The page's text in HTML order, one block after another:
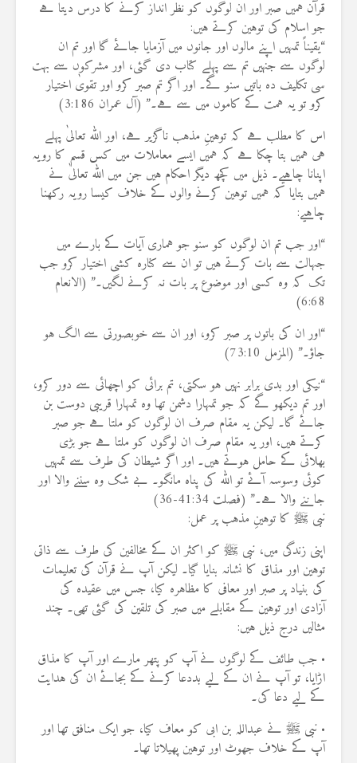
قرآن ہمیں صبر اور ان لوگوں کو نظر انداز کرنے کا درس دیتا ہے
جو اسلام کی توہین کرتے ہیں:
“یقیناً تمہیں اپنے مالوں اور جانوں میں آزمایا جائے گا اور تم ان
لوگوں سے جنہیں تم سے پہلے کتاب دی گئی، اور مشرکوں سے بہت
سی تکلیف دہ باتیں سنو گے۔ اور اگر تم صبر کرو اور تقویٰ اختیار
کرو تو یہ ہمت کے کاموں میں سے ہے۔” (آل عمران 3:186)
اس کا مطلب ہے کہ توہینِ مذہب ناگزیر ہے، اور اللہ تعالیٰ پہلے
ہی ہمیں بتا چکا ہے کہ ہمیں ایسے معاملات میں کس قسم کا رویہ
اپنانا چاہیے۔ ذیل میں کچھ دیگر احکام ہیں جن میں اللہ تعالیٰ نے
ہمیں بتایا کہ ہمیں توہین کرنے والوں کے خلاف کیسا رویہ رکھنا
چاہیے:
“اور جب تم ان لوگوں کو سنو جو ہماری آیات کے بارے میں
جہالت سے بات کرتے ہیں تو ان سے کنارہ کشی اختیار کرو جب
تک کہ وہ کسی اور موضوع پر بات نہ کرنے لگیں۔” (الانعام
6:68)
“اور ان کی باتوں پر صبر کرو، اور ان سے خوبصورتی سے الگ ہو
جاؤ۔” (المزمل 73:10)
“نیکی اور بدی برابر نہیں ہو سکتی، تم برائی کو اچھائی سے دور کرو،
اور تم دیکھو گے کہ جو تمہارا دشمن تھا وہ تمہارا قریبی دوست بن
جائے گا۔ لیکن یہ مقام صرف ان لوگوں کو ملتا ہے جو صبر
کرتے ہیں، اور یہ مقام صرف ان لوگوں کو ملتا ہے جو بڑی
بھلائی کے حامل ہوتے ہیں۔ اور اگر شیطان کی طرف سے تمہیں
کوئی وسوسہ آئے تو اللہ کی پناہ مانگو۔ بے شک وہ سننے والا اور
جاننے والا ہے۔” (فصلت 41:34-36)
نبی ﷺ کا توہینِ مذہب پر عمل:
اپنی زندگی میں، نبی ﷺ کو اکثر ان کے مخالفین کی طرف سے ذاتی
توہین اور مذاق کا نشانہ بنایا گیا۔ لیکن آپ نے قرآن کی تعلیمات
کی بنیاد پر صبر اور معافی کا مظاہرہ کیا، جس میں عقیدہ کی
آزادی اور توہین کے مقابلے میں صبر کی تلقین کی گئی تھی۔ چند
مثالیں درج ذیل ہیں:
• جب طائف کے لوگوں نے آپ کو پتھر مارے اور آپ کا مذاق
اڑایا، تو آپ نے ان کے لیے بددعا کرنے کے بجائے ان کی ہدایت
کے لیے دعا کی۔
• نبی ﷺ نے عبداللہ بن ابی کو معاف کیا، جو ایک منافق تھا اور
آپ کے خلاف جھوٹ اور توہین پھیلاتا تھا۔